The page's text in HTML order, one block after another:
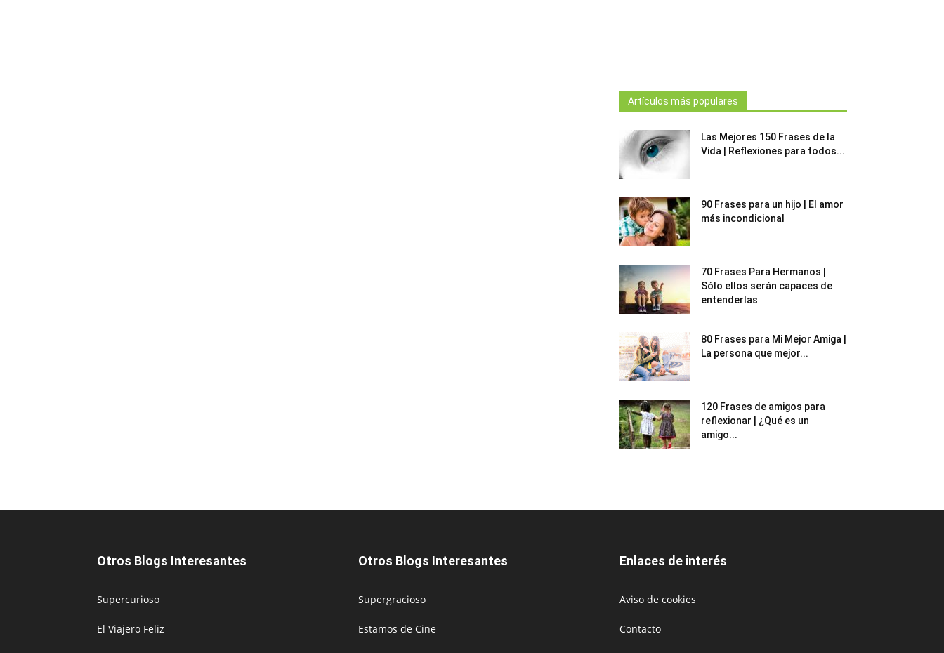
Artículos más populares
Las Mejores 150 Frases de la
Vida | Reflexiones para todos...
90 Frases para un hijo | El amor
más incondicional
70 Frases Para Hermanos |
Sólo ellos serán capaces de
entenderlas
80 Frases para Mi Mejor Amiga |
La persona que mejor...
120 Frases de amigos para
reflexionar | ¿Qué es un
amigo...
Otros Blogs Interesantes
Supercurioso
El Viajero Feliz
Otros Blogs Interesantes
Supergracioso
Estamos de Cine
Enlaces de interés
Aviso de cookies
Contacto